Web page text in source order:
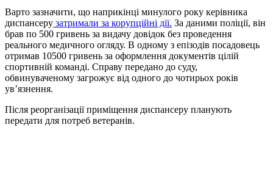
Варто зазначити, що наприкінці минулого року керівника
диспансеру затримали за корупційні дії. За даними поліції, він
брав по 500 гривень за видачу довідок без проведення
реального медичного огляду. В одному з епізодів посадовець
отримав 10500 гривень за оформлення документів цілій
спортивній команді. Справу передано до суду,
обвинуваченому загрожує від одного до чотирьох років
ув’язнення.
Після реорганізації приміщення диспансеру планують
передати для потреб ветеранів.